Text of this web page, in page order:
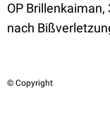
OP
nach
© Copyright